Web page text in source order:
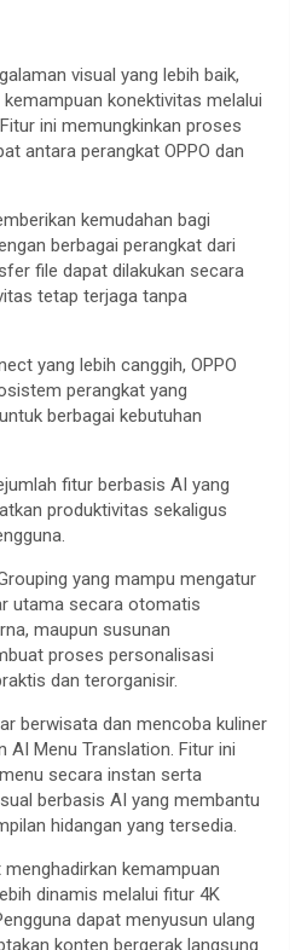
visual yang lebih baik,
kemampuan konektivitas melalui
ini memungkinkan proses
antara perangkat OPPO dan
kemudahan bagi
berbagai perangkat dari
file dapat dilakukan secara
tetap terjaga tanpa
yang lebih canggih, OPPO
perangkat yang
berbagai kebutuhan
fitur berbasis AI yang
produktivitas sekaligus
yang mampu mengatur
utama secara otomatis
maupun susunan
proses personalisasi
dan terorganisir.
berwisata dan mencoba kuliner
AI Menu Translation. Fitur ini
secara instan serta
berbasis AI yang membantu
hidangan yang tersedia.
kemampuan
dinamis melalui fitur 4K
dapat menyusun ulang
konten bergerak langsung